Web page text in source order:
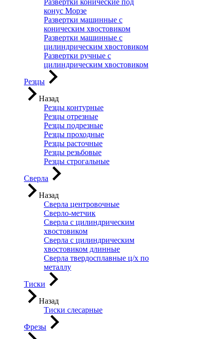
Развертки конические под
конус Морзе
Развертки машинные с
коническим хвостовиком
Развертки машинные с
цилиндрическим хвостовиком
Развертки ручные с
цилиндрическим хвостовиком
Резцы
Назад
Резцы контурные
Резцы отрезные
Резцы подрезные
Резцы проходные
Резцы расточные
Резцы резьбовые
Резцы строгальные
Сверла
Назад
Сверла центровочные
Сверло-метчик
Сверла с цилиндрическим
хвостовиком
Сверла с цилиндрическим
хвостовиком длинные
Сверла твердосплавные ц/х по
металлу
Тиски
Назад
Тиски слесарные
Фрезы